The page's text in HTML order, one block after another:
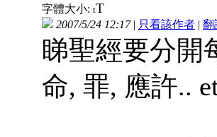
字體大小: tT
2007/5/24 12:17| 只看該作者 | 翻
睇聖經要分開
命, 罪, 應許..